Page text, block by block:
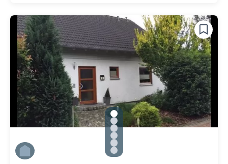
gallery.slide_selector
Zu Slide 1 wechseln
Zu Slide 2 wechseln
Zu Slide 3 wechseln
Zu Slide 4 wechseln
Zu Slide 5 wechseln
Zu Slide 6 wechseln